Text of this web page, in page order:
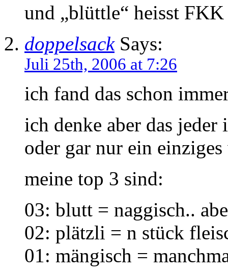
und „blüttle“ heisst
doppelsackSays:
Juli 25th, 2006 at 7:26
ich fand das schon
ich denke aber das jeder
oder gar nur ein
meine top 3 sind:
03: blutt = naggisch..
02: plätzli = n stück
01: mängisch =